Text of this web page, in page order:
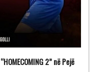
2” në Pejë